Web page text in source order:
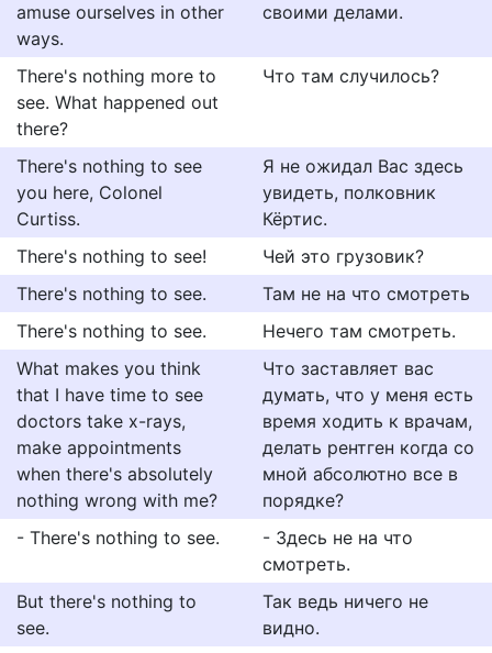
amuse ourselves in other
ways.
своими делами.
There's nothing more to
see. What happened out
there?
Что там случилось?
There's nothing to see
you here, Colonel
Curtiss.
Я не ожидал Вас здесь
увидеть, полковник
Кёртис.
There's nothing to see!
Чей это грузовик?
There's nothing to see.
Там не на что смотреть
There's nothing to see.
Нечего там смотреть.
What makes you think
that I have time to see
doctors take x-rays,
make appointments
when there's absolutely
nothing wrong with me?
Что заставляет вас
думать, что у меня есть
время ходить к врачам,
делать рентген когда со
мной абсолютно все в
порядке?
- There's nothing to see.
- Здесь не на что
смотреть.
But there's nothing to
see.
Так ведь ничего не
видно.